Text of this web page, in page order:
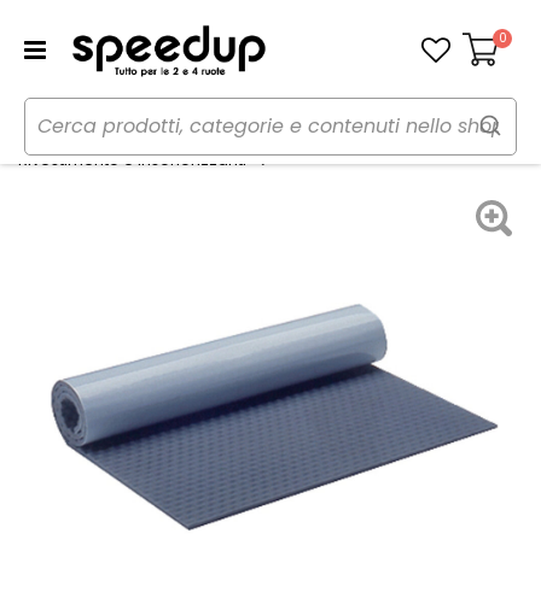
Carrello
0
Home Auto
Audio elettronica mobile
Rivestimento e insonorizzanti
Fonoassorbente - PHONOCAR